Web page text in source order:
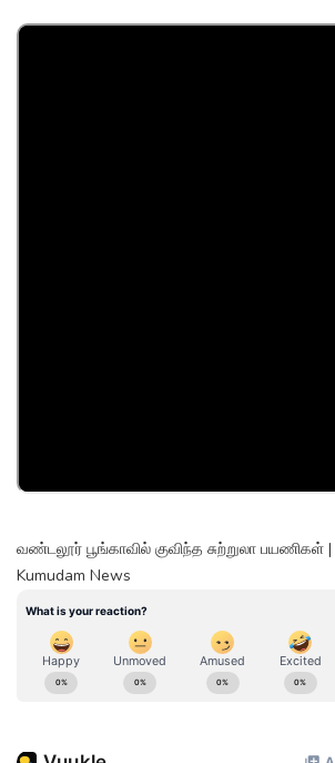
வண்டலூர் பூங்காவில் குவிந்த சுற்றுலா பயணிகள்
Kumudam News